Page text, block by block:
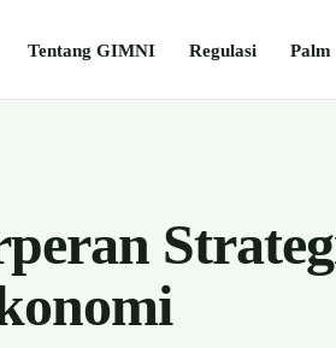
Tentang GIMNI Regulasi Palm